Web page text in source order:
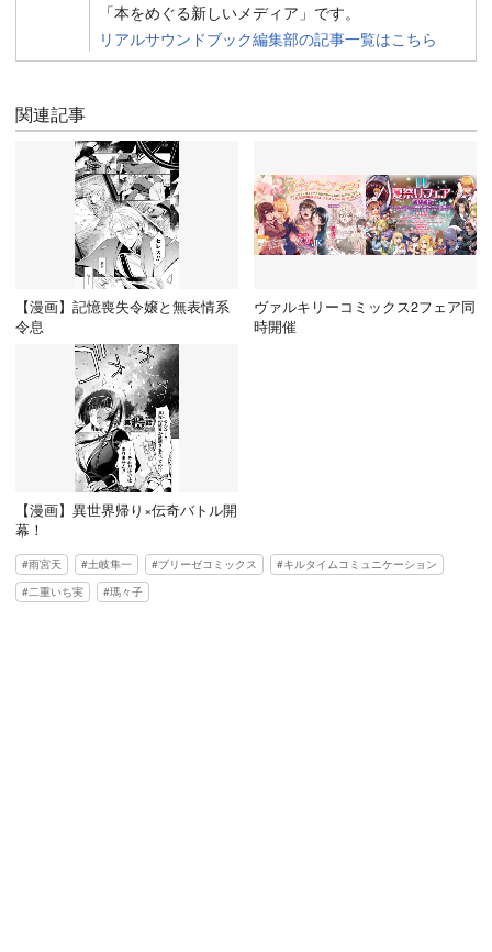
「本をめぐる新しいメディア」です。
リアルサウンドブック編集部の記事一覧はこちら
関連記事
【漫画】記憶喪失令嬢と無表情系
令息
ヴァルキリーコミックス2フェア同
時開催
【漫画】異世界帰り×伝奇バトル開
幕！
雨宮天 土岐隼一 ブリーゼコミックス
キルタイムコミュニケーション
二重いち実
瑪々子